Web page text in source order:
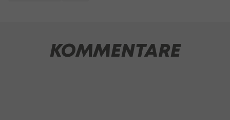
KOMMENTARE